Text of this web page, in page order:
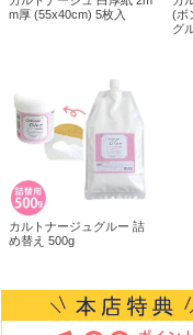
m厚 (55x40cm) 5枚入
(ボ
グ
カルトナージュグルー 詰
め替え 500g